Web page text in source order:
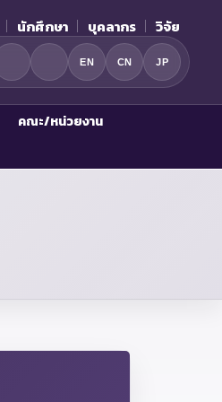
นักศึกษา บุคลากร วิจัย
EN CN JP
คณะ/หน่วยงาน